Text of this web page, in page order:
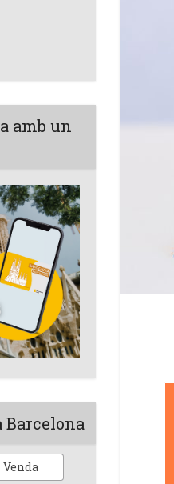
amb un
Barcelona
Venda